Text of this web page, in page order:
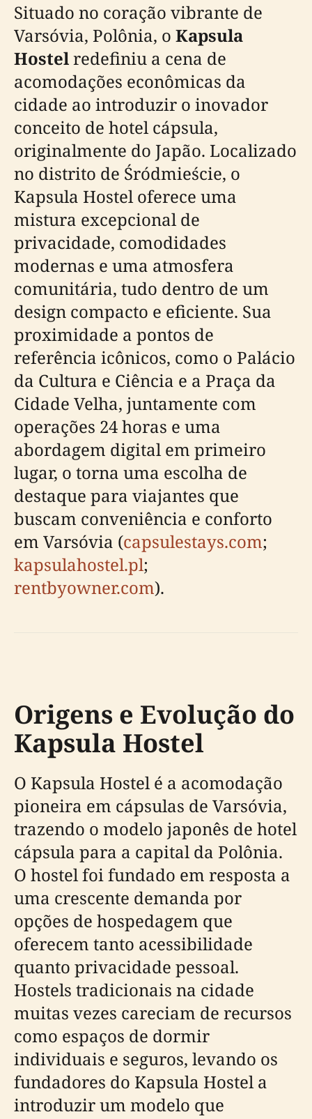
Situado no coração vibrante de
Varsóvia, Polônia, o Kapsula
Hostelredefiniu a cena de
acomodações econômicas da
cidade ao introduzir o inovador
conceito de hotel cápsula,
originalmente do Japão. Localizado
no distrito de Śródmieście, o
Kapsula Hostel oferece uma
mistura excepcional de
privacidade, comodidades
modernas e uma atmosfera
comunitária, tudo dentro de um
design compacto e eficiente. Sua
proximidade a pontos de
referência icônicos, como o Palácio
da Cultura e Ciência e a Praça da
Cidade Velha, juntamente com
operações 24 horas e uma
abordagem digital em primeiro
lugar, o torna uma escolha de
destaque para viajantes que
buscam conveniência e conforto
em Varsóvia (capsulestays.com;
kapsulahostel.pl;
rentbyowner.com).
Origens e Evolução do
Kapsula Hostel
O Kapsula Hostel é a acomodação
pioneira em cápsulas de Varsóvia,
trazendo o modelo japonês de hotel
cápsula para a capital da Polônia.
O hostel foi fundado em resposta a
uma crescente demanda por
opções de hospedagem que
oferecem tanto acessibilidade
quanto privacidade pessoal.
Hostels tradicionais na cidade
muitas vezes careciam de recursos
como espaços de dormir
individuais e seguros, levando os
fundadores do Kapsula Hostel a
introduzir um modelo que